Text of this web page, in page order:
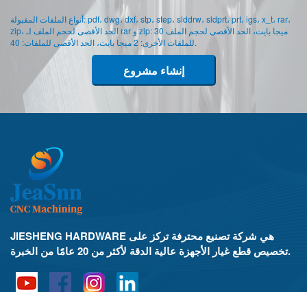
أنواع الملفات المقبولة: pdf، dwg، dxf، stp، step، slddrw، sldprt، prt، igs، x_t، rar،
zip، الحد الأقصى لحجم الملف لـ rar و zip: 30 ميجا بايت، الحد الأقصى لحجم الملف
للملفات الأخرى: 2 ميجا بايت، الحد الأقصى للملفات: 40.
إنشاء مشروع
JIESHENG HARDWARE هي شركة تصنيع محترفة تركز على
تخصيص قطع غيار الأجهزة عالية الدقة لأكثر من 20 عامًا من الخبرة.